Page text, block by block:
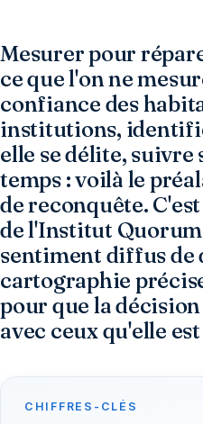
Mesurer pour
ce que l'on ne
confiance des
institutions,
elle se délite, suivre
temps : voilà le
de reconquête.
de l'Institut
sentiment diffus de
cartographie
pour que la
avec ceux qu'elle
CHIFFRES-CLÉS